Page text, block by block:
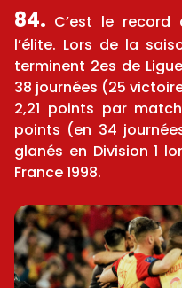
84. C’est le
l’élite. Lors de la
terminent 2es de
38 journées (25
2,21 points par
points (en 34
glanés en Division 1
France 1998.